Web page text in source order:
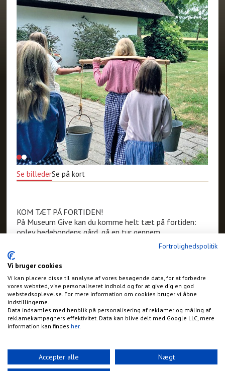
Fortrolighedspolitik
Vi bruger cookies
Vi kan placere disse til analyse af vores besøgende data, for at forbedre
vores websted, vise personaliseret indhold og for at give dig en god
webstedsoplevelse. For mere information om cookies bruger vi åbne
indstillingerne.
Data indsamles med henblik på personalisering af reklamer og måling af
reklamekampagners effektivitet. Data kan blive delt med Google LLC, mere
information kan findes her.
Accepter alle Nægt
Se billederSe på kort
Adresse:
Donneruplundvej 2
Give
Telefon:
+45 2010 7782
E-mail:
booking@museumgive.dk
http://www.museumgive.dk
KOM TÆT PÅ FORTIDEN!
På Museum Give kan du komme helt tæt på fortiden:
oplev hedebondens gård, gå en tur gennem
handelsgaden, og besøg have, skov eller mark.